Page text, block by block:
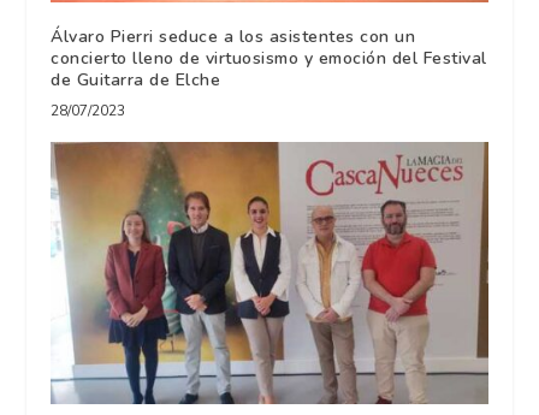
Álvaro Pierri seduce a los asistentes con un
concierto lleno de virtuosismo y emoción del Festival
de Guitarra de Elche
28/07/2023